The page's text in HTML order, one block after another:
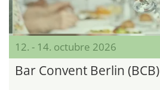
12. - 14. octubre 2026
Bar Convent Berlin (BCB)